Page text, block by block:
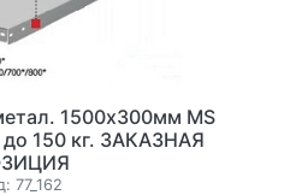
1500х300мм MS
до 150 кг. ЗАКАЗНАЯ
77_162